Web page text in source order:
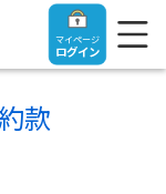
マイページ
ログイン
款